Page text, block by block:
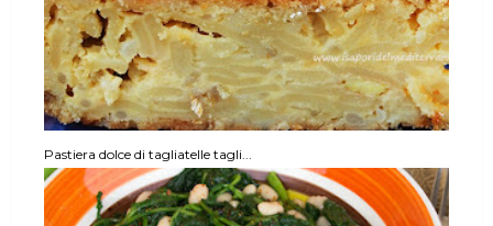
Pastiera dolce di tagliatelle tagli...